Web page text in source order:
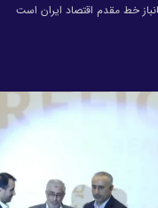
خط مقدم اقتصاد ایران است